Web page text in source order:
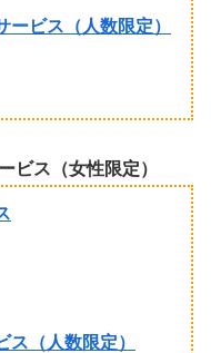
ビス（人数限定）
ビス（女性限定）
（人数限定）